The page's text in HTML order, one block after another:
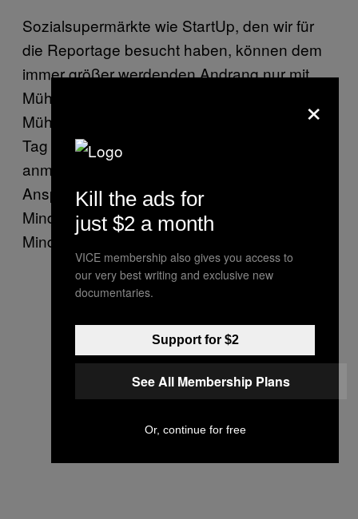
Sozialsupermärkte wie StartUp, den wir für
die Reportage besucht haben, können dem
immer größer werdenden Andrang nur mit
Mühe gerecht werden. StartUp-Chef Alex
Mühlhauser hat uns erzählt, dass sich Tag für
Tag dutzende neue Mitglieder bei dem Verein
anmelden, um das Lebensmittelangebot in
Anspruch nehmen zu können—Studenten,
Mindestpensionisten, Flüchtlinge,
Mindestsicherungsbezieher.
×
Kill the ads for
just $2 a month
VICE membership also gives you access to
our very best writing and exclusive new
documentaries.
Support for $2
See All Membership Plans
Or, continue for free